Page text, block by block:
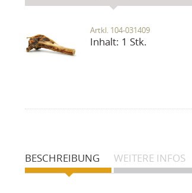
Artkl. 104-031409
Inhalt: 1 Stk.
BESCHREIBUNG WEITERE INFOS